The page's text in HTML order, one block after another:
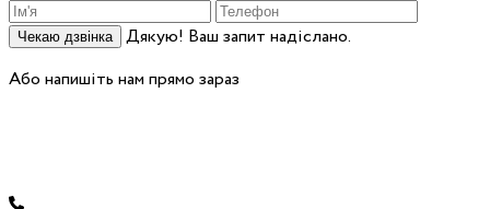
Чекаю дзвінка
Дякую! Ваш запит надіслано.
Або напишіть нам прямо зараз